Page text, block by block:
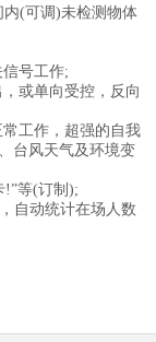
(可调)未检测物体
号工作;
或单向受控，反向
工作，超强的自我
台风天气及环境变
等(订制);
自动统计在场人数